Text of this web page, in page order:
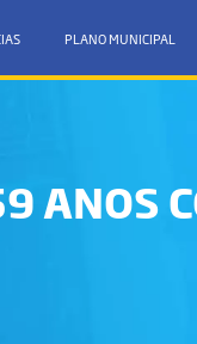
PLANO MUNICIPAL
ANOS